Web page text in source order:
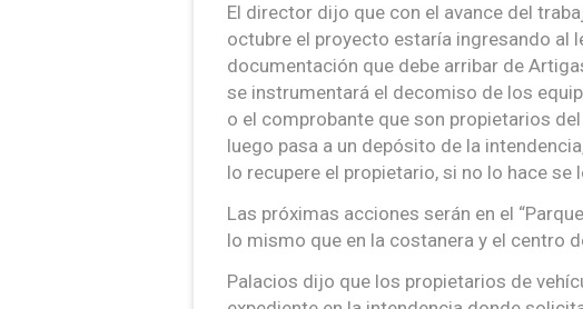
El director dijo que con el avance del
octubre el proyecto estaría ingresando al
documentación que debe arribar de
se instrumentará el decomiso de los
o el comprobante que son propietarios
luego pasa a un depósito de la
lo recupere el propietario, si no lo hace se
Las próximas acciones serán en el
lo mismo que en la costanera y el centro
Palacios dijo que los propietarios de